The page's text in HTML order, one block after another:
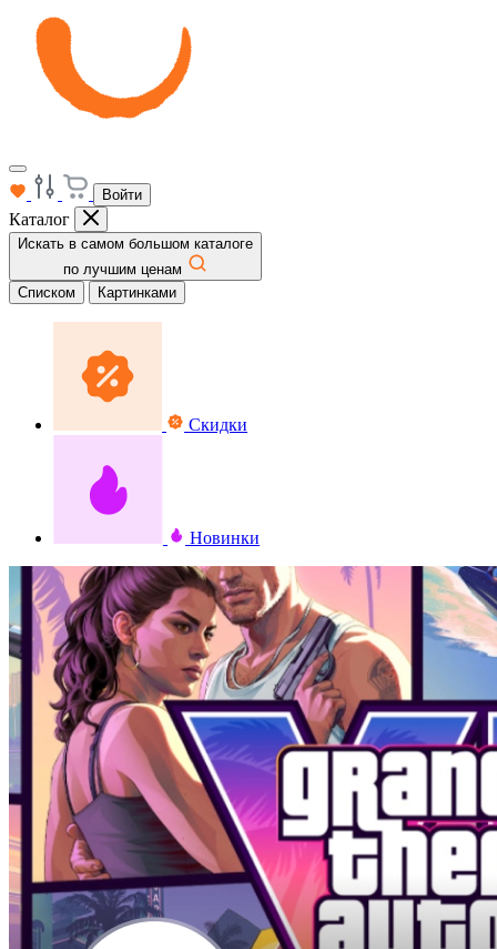
Войти
Каталог
Искать в самом большом каталоге
по лучшим ценам
Списком
Картинками
Скидки
Новинки